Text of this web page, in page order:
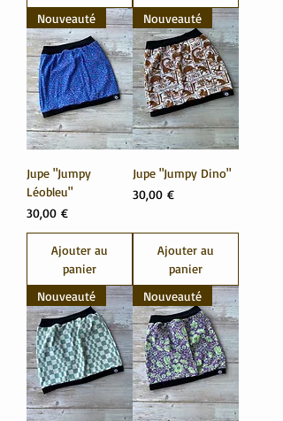
Nouveauté
Jupe "Jumpy
Léobleu"
Prix
30,00 €
Ajouter au
panier
Nouveauté
Jupe "Jumpy Dino"
Prix
30,00 €
Ajouter au
panier
Nouveauté
Nouveauté